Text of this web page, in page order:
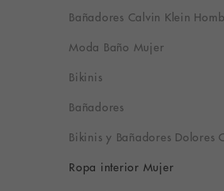
Bañadores Calvin Klein
Moda Baño Mujer
Bikinis
Bañadores
Bikinis y Bañadores Dolores
Ropa interior Mujer